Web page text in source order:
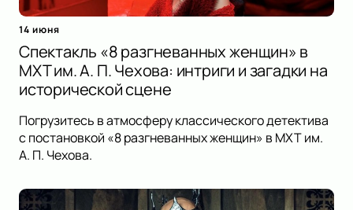
14 июня
Спектакль «8 разгневанных женщин» в
МХТ им. А. П. Чехова: интриги и загадки на
исторической сцене
Погрузитесь в атмосферу классического детектива
с постановкой «8 разгневанных женщин» в МХТ им.
А. П. Чехова.